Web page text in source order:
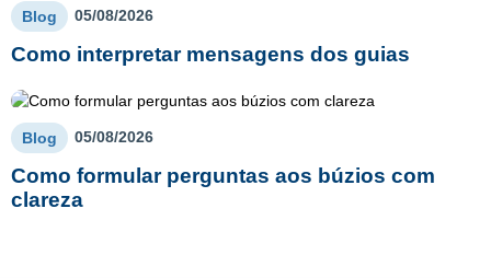
Blog 05/08/2026
Como interpretar mensagens dos guias
Blog 05/08/2026
Como formular perguntas aos búzios com
clareza